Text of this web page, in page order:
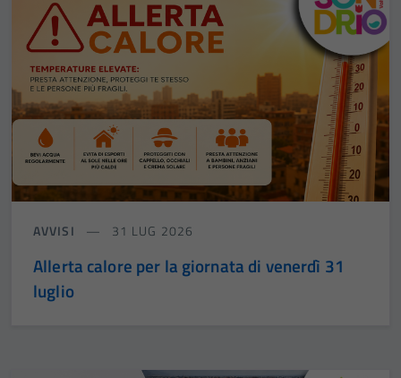
AVVISI 31 LUG 2026
Allerta calore per la giornata di venerdì 31
luglio